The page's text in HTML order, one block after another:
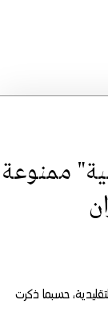
ممنوعة
حسبما ذكرت